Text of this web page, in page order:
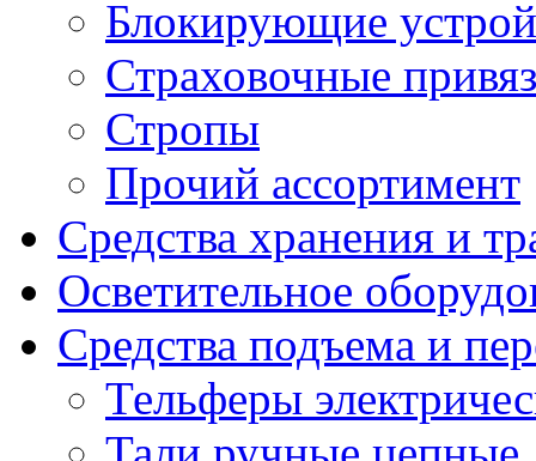
Блокирующие
Страховочные
Стропы
Прочий ассортимент
Средства хранения и
Осветительное
Средства подъема и
Тельферы